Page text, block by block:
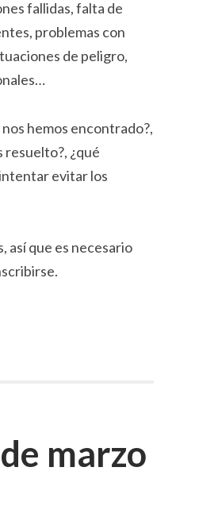
fallidas, falta de
problemas con
de peligro,
hemos encontrado?,
resuelto?, ¿qué
evitar los
así que es necesario
marzo